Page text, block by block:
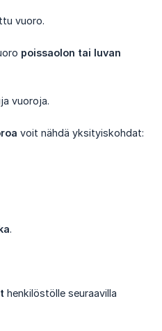
vuoro.
poissaolon tai luvan
vuoroja.
voit nähdä yksityiskohdat:
.
henkilöstölle seuraavilla